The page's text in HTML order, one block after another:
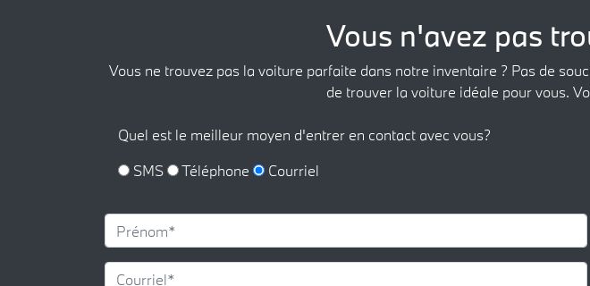
Vous n'avez pas
Vous ne trouvez pas la voiture parfaite dans notre inventaire ? Pas de
de trouver la voiture idéale pour vous.
Quel est le meilleur moyen d'entrer en contact avec vous?
SMS
Téléphone Courriel